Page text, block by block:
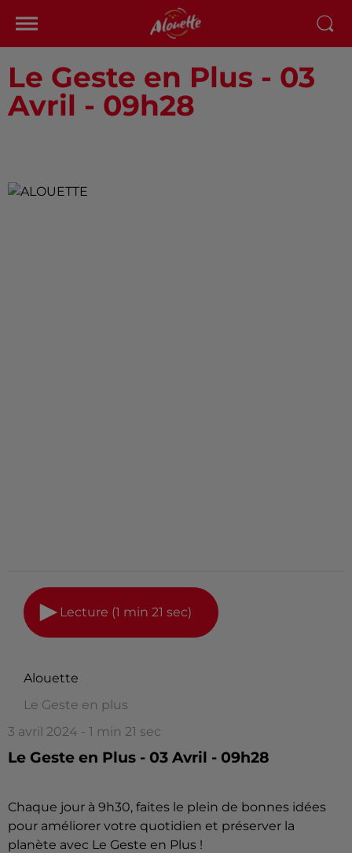
Le Geste en Plus - 03
Avril - 09h28
Lecture (1 min 21 sec)
Alouette
Le Geste en plus
3 avril 2024 - 1 min 21 sec
Le Geste en Plus - 03 Avril - 09h28
Chaque jour à 9h30, faites le plein de bonnes idées
pour améliorer votre quotidien et préserver la
planète avec Le Geste en Plus !